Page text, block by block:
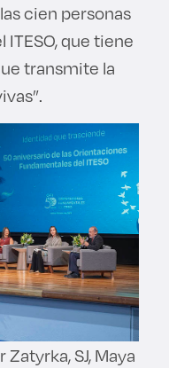
cien personas
que tiene
transmite la
SJ, Maya